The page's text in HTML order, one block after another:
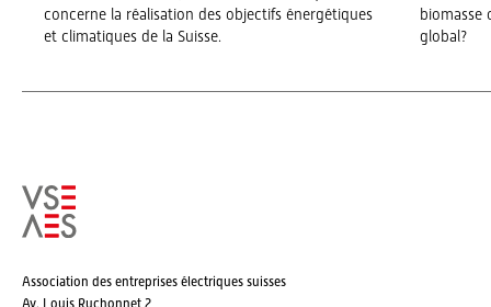
concerne la réalisation des objectifs énergétiques
et climatiques de la Suisse.
biomasse
global?
Association des entreprises électriques suisses